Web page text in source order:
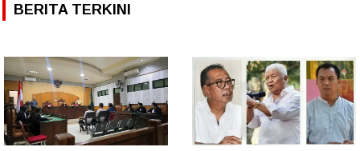
BERITA TERKINI